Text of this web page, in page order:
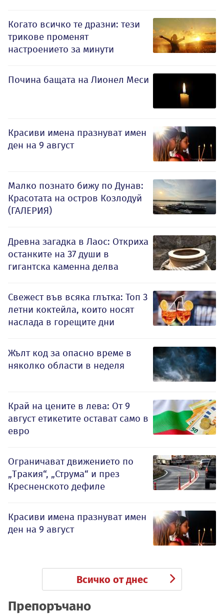
Когато всичко те дразни: тези
трикове променят
настроението за минути
Почина бащата на Лионел Меси
Красиви имена празнуват имен
ден на 9 август
Малко познато бижу по Дунав:
Красотата на остров Козлодуй
(ГАЛЕРИЯ)
Древна загадка в Лаос: Откриха
останките на 37 души в
гигантска каменна делва
Свежест във всяка глътка: Топ 3
летни коктейла, които носят
наслада в горещите дни
Жълт код за опасно време в
няколко области в неделя
Край на цените в лева: От 9
август етикетите остават само в
евро
Ограничават движението по
„Тракия“, „Струма“ и през
Кресненското дефиле
Красиви имена празнуват имен
ден на 9 август
Всичко от днес
Препоръчано